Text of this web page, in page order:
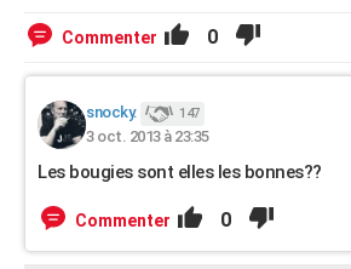
Commenter 0
snocky. 147
3 oct. 2013 à 23:35
Les bougies sont elles les bonnes??
Commenter 0